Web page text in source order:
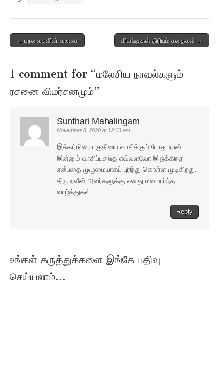
Post
← பறவைகளின் வலசை விலங்குகள் திரியும் கதைகள் →
1 comment for “மலேசிய நாவல்களும்
ரசனை விமர்சனமும்”
Sunthari Mahalingam
November 8, 2020 at 12:13 am
இக்கட்டுரை பகுதியை வாசிக்கும் போது நான்
இன்னும் வாசிப்பதற்கு எவ்வளவோ இருக்கிறது
என்பதை முழுமையாகப் புரிந்து கொள்ள முடிகிறது.
திரு.நவீன் அவர்களுக்கு எனது மனமார்ந்த
வாழ்த்துகள்.
Reply
உங்கள் கருத்துக்களை இங்கே பதிவு
செய்யலாம்...